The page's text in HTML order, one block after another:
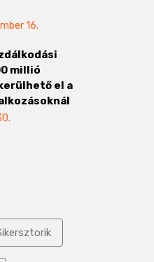
16.
millió
el a